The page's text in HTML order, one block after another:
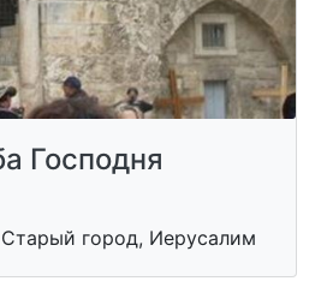
Господня
город, Иерусалим